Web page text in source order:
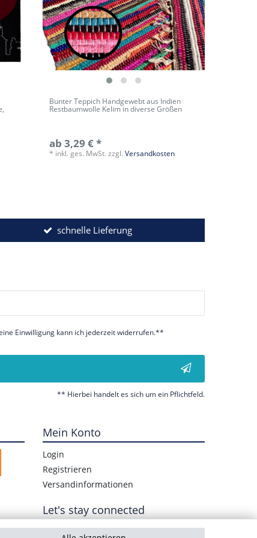
Bunter Teppich Handgewebt aus Indien
Restbaumwolle Kelim in diverse Größen
ab 3,29 € *
* inkl. ges. MwSt. zzgl.Versandkosten
schnelle Lieferung
Einwilligung kann ich jederzeit widerrufen.**
** Hierbei handelt es sich um ein Pflichtfeld.
Mein Konto
Login
Registrieren
Versandinformationen
Let's stay connected